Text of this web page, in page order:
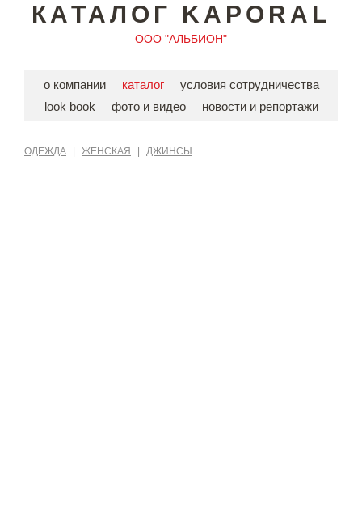
КАТАЛОГ KAPORAL
ООО "АЛЬБИОН"
о компании каталог
условия сотрудничества
look book
фото и видео новости и репортажи
ОДЕЖДА ЖЕНСКАЯ ДЖИНСЫ